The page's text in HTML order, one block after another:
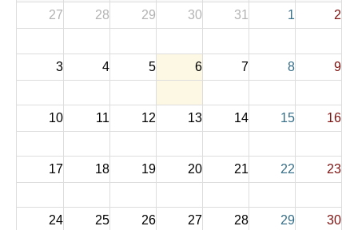
27
28 29 30 31 1 2
3 4 5 6 7 8 9
10 11 12 13 14 15 16
17 18 19 20 21 22 23
24 25 26 27 28 29 30